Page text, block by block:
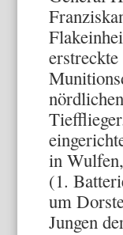
in
(1.
um
Jungen